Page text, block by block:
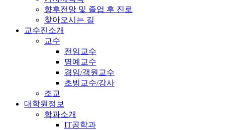
향후전망 및 졸업 후 진로
찾아오시는 길
교수진소개
교수
전임교수
명예교수
겸임/객원교수
초빙교수/강사
조교
대학원정보
학과소개
IT공학과